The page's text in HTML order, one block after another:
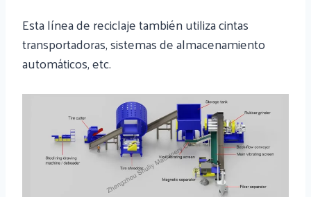
Esta línea de reciclaje también utiliza cintas
transportadoras, sistemas de almacenamiento
automáticos, etc.